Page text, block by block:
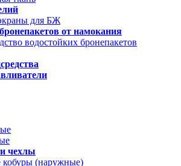
для БЖ
от намокания
водостойких бронепакетов
чехлы
кобуры (наружные)